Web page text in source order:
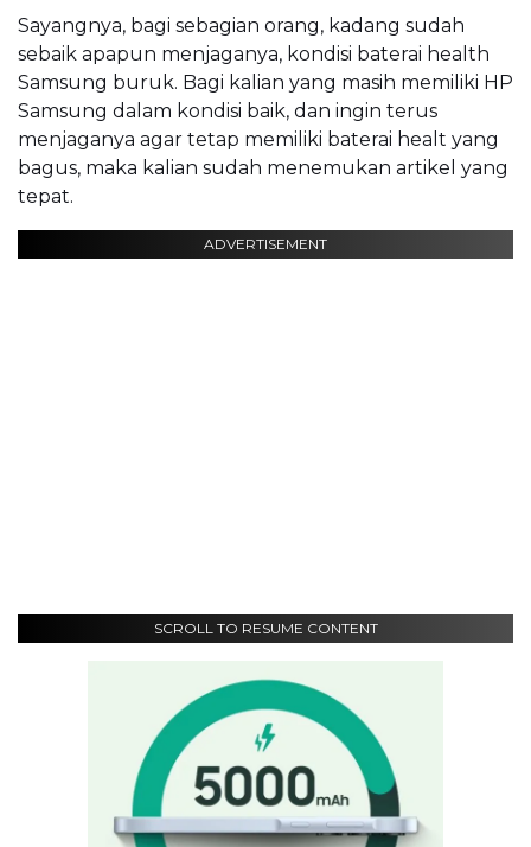
Sayangnya, bagi sebagian orang, kadang sudah
sebaik apapun menjaganya, kondisi baterai health
Samsung buruk. Bagi kalian yang masih memiliki HP
Samsung dalam kondisi baik, dan ingin terus
menjaganya agar tetap memiliki baterai healt yang
bagus, maka kalian sudah menemukan artikel yang
tepat.
ADVERTISEMENT
SCROLL TO RESUME CONTENT